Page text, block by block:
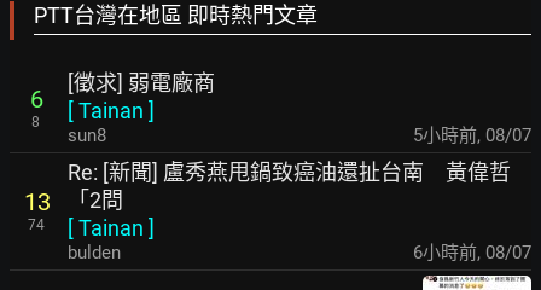
PTT台灣在地區 即時熱門文章
6
8
[徵求] 弱電廠商
[Tainan ]
sun8 5小時前, 08/07
13
74
Re: [新聞] 盧秀燕甩鍋致癌油還扯台南 黃偉哲
「2問
[Tainan ]
bulden 6小時前, 08/07